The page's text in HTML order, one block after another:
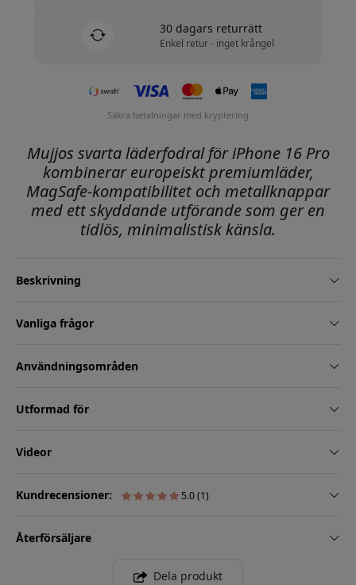
30 dagars returrätt
Enkel retur - inget krångel
Säkra betalningar med kryptering
Mujjos svarta läderfodral för iPhone 16 Pro
kombinerar europeiskt premiumläder,
MagSafe-kompatibilitet och metallknappar
med ett skyddande utförande som ger en
tidlös, minimalistisk känsla.
Beskrivning
Vanliga frågor
Användningsområden
Utformad för
Videor
Kundrecensioner: 5.0 (1)
Återförsäljare
Dela produkt